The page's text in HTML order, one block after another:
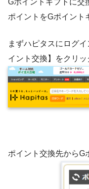
Gポイントギフトに交
ポイントをGポイント
まずハピタスにログ
イント交換】をクリッ
ポイント交換先からG